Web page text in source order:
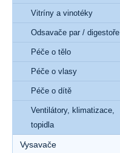
Vitríny a vinotéky
Odsavače par / digestoře
Péče o tělo
Péče o vlasy
Péče o dítě
Ventilátory, klimatizace,
topidla
Vysavače